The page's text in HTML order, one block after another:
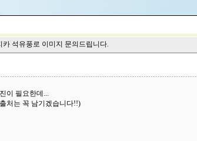
카 석유풍로 이미지 문의드립니다.
이 필요한데...
처는 꼭 남기겠습니다!!)